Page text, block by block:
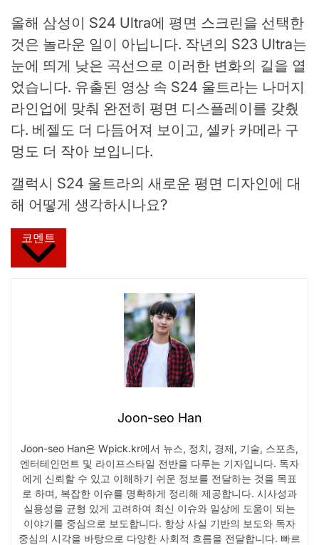
올해 삼성이 S24 Ultra에 평면 스크린을 선택한
것은 놀라운 일이 아닙니다. 작년의 S23 Ultra는
눈에 띄게 낮은 곡선으로 이러한 변화의 길을 열
었습니다. 유출된 영상 속 S24 울트라는 나머지
라인업에 맞춰 완전히 평면 디스플레이를 갖췄
다. 베젤도 더 다듬어져 보이고, 셀카 카메라 구
멍도 더 작아 보입니다.
갤럭시 S24 울트라의 새로운 평면 디자인에 대
해 어떻게 생각하시나요?
코멘트
Joon-seo Han
Joon-seo Han은 Wpick.kr에서 뉴스, 정치, 경제, 기술, 스포츠,
엔터테인먼트 및 라이프스타일 전반을 다루는 기자입니다. 독자
에게 신뢰할 수 있고 이해하기 쉬운 정보를 전달하는 것을 목표
로 하며, 복잡한 이슈를 명확하게 정리해 제공합니다. 시사성과
실용성을 균형 있게 고려하여 최신 이슈와 일상에 도움이 되는
이야기를 중심으로 보도합니다. 항상 사실 기반의 보도와 독자
중심의 시각을 바탕으로 다양한 사회적 흐름을 전달합니다. 빠르